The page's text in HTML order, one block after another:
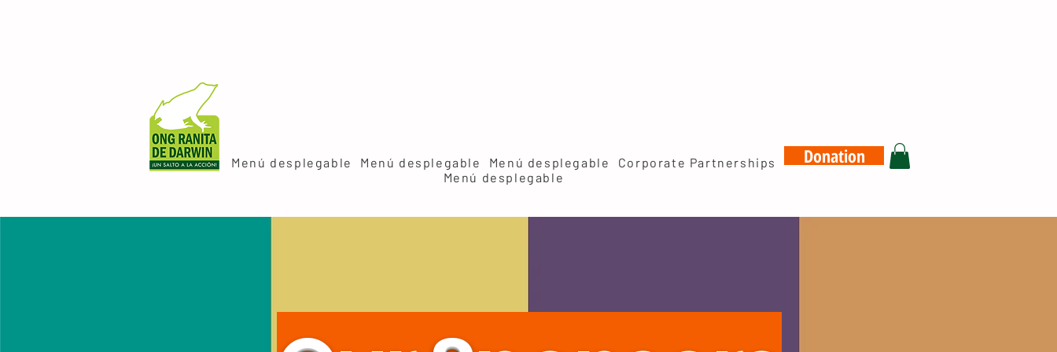
Menú desplegable Menú desplegable Menú desplegable
Corporate Partnerships
Menú desplegable
Donation